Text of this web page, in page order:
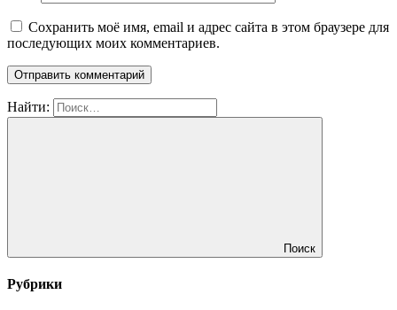
Сохранить моё имя, email и адрес сайта в этом браузере для
последующих моих комментариев.
Найти:
Поиск
Рубрики